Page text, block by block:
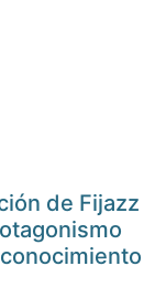
de Fijazz